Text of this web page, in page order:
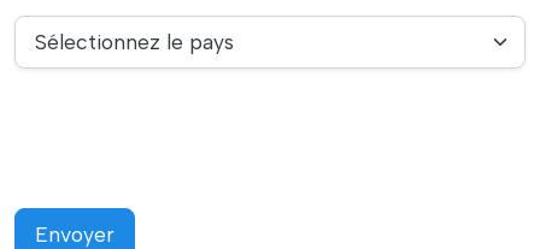
Sélectionnez le pays
Envoyer